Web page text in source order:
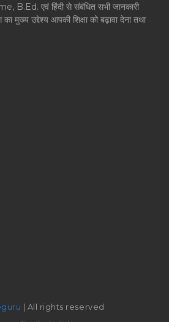
B.Ed. एवं हिंदी से संबंधित सभी जानकारी
मुख्य उद्देश्य आपकी शिक्षा को बढ़ावा देना तथा
| All rights reserved